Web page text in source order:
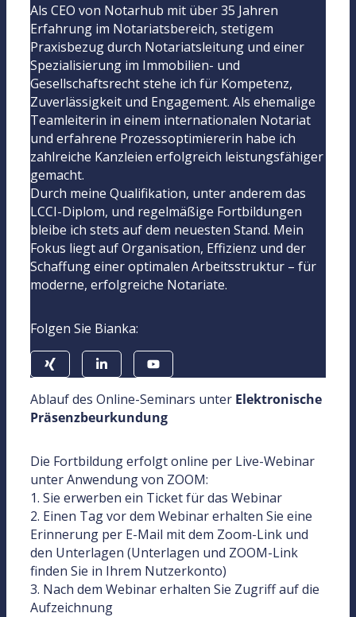
Als CEO von Notarhub mit über 35 Jahren
Erfahrung im Notariatsbereich, stetigem
Praxisbezug durch Notariatsleitung und einer
Spezialisierung im Immobilien- und
Gesellschaftsrecht stehe ich für Kompetenz,
Zuverlässigkeit und Engagement. Als ehemalige
Teamleiterin in einem internationalen Notariat
und erfahrene Prozessoptimiererin habe ich
zahlreiche Kanzleien erfolgreich leistungsfähiger
gemacht.
Durch meine Qualifikation, unter anderem das
LCCI-Diplom, und regelmäßige Fortbildungen
bleibe ich stets auf dem neuesten Stand. Mein
Fokus liegt auf Organisation, Effizienz und der
Schaffung einer optimalen Arbeitsstruktur – für
moderne, erfolgreiche Notariate.
Folgen Sie Bianka:
Ablauf des Online-Seminars unter Elektronische
Präsenzbeurkundung
Die Fortbildung erfolgt online per Live-Webinar
unter Anwendung von ZOOM:
1. Sie erwerben ein Ticket für das Webinar
2. Einen Tag vor dem Webinar erhalten Sie eine
Erinnerung per E-Mail mit dem Zoom-Link und
den Unterlagen (Unterlagen und ZOOM-Link
finden Sie in Ihrem Nutzerkonto)
3. Nach dem Webinar erhalten Sie Zugriff auf die
Aufzeichnung